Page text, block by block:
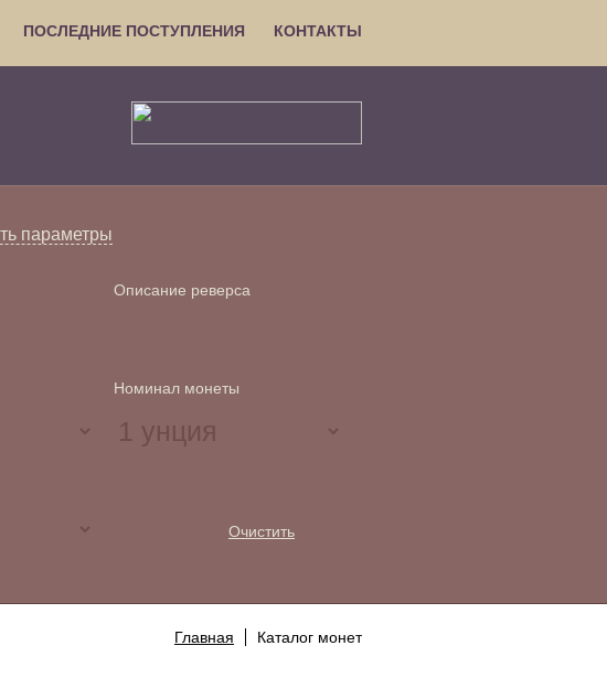
ПОСЛЕДНИЕ ПОСТУПЛЕНИЯ КОНТАКТЫ
параметры
Описание реверса
Номинал монеты
Очистить
Главная Каталог монет